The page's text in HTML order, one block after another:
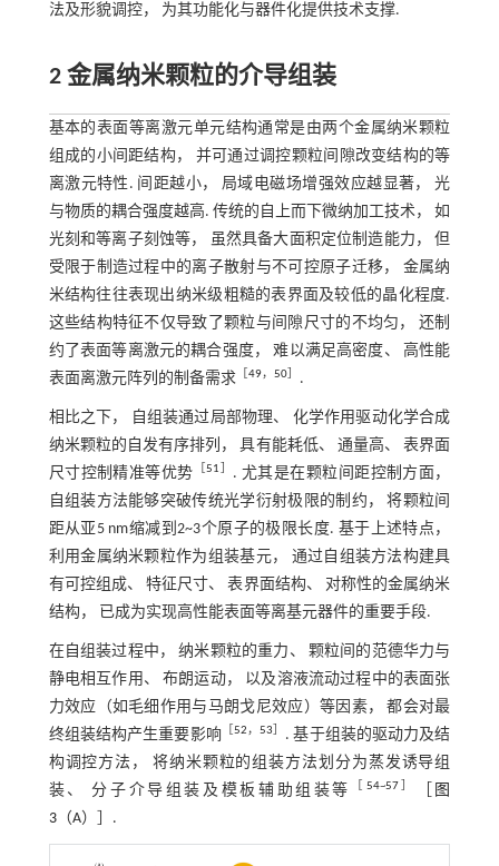
法及形貌调控， 为其功能化与器件化提供技术支撑.
2 金属纳米颗粒的介导组装
基本的表面等离激元单元结构通常是由两个金属纳米颗粒
组成的小间距结构， 并可通过调控颗粒间隙改变结构的等
离激元特性. 间距越小， 局域电磁场增强效应越显著， 光
与物质的耦合强度越高. 传统的自上而下微纳加工技术， 如
光刻和等离子刻蚀等， 虽然具备大面积定位制造能力， 但
受限于制造过程中的离子散射与不可控原子迁移， 金属纳
米结构往往表现出纳米级粗糙的表界面及较低的晶化程度.
这些结构特征不仅导致了颗粒与间隙尺寸的不均匀， 还制
约了表面等离激元的耦合强度， 难以满足高密度、 高性能
表面离激元阵列的制备需求［ 49， 50］ .
相比之下， 自组装通过局部物理、 化学作用驱动化学合成
纳米颗粒的自发有序排列， 具有能耗低、 通量高、 表界面
尺寸控制精准等优势 ［51
. 尤其是在颗粒间距控制方面，
自组装方法能够突破传统光学衍射极限的制约， 将颗粒间
距从亚5 nm缩减到2~3个原子的极限长度. 基于上述特点，
利用金属纳米颗粒作为组装基元， 通过自组装方法构建具
有可控组成、 特征尺寸、 表界面结构、 对称性的金属纳米
结构， 已成为实现高性能表面等离基元器件的重要手段.
在自组装过程中， 纳米颗粒的重力、 颗粒间的范德华力与
静电相互作用、 布朗运动， 以及溶液流动过程中的表面张
力效应（如毛细作用与马朗戈尼效应）等因素， 都会对最
终组装结构产生重要影响
52，53
. 基于组装的驱动力及结
构调控方法， 将纳米颗粒的组装方法划分为蒸发诱导组
装、 分子介导组装及模板辅助组装等
54~57］
图
3（A）］.